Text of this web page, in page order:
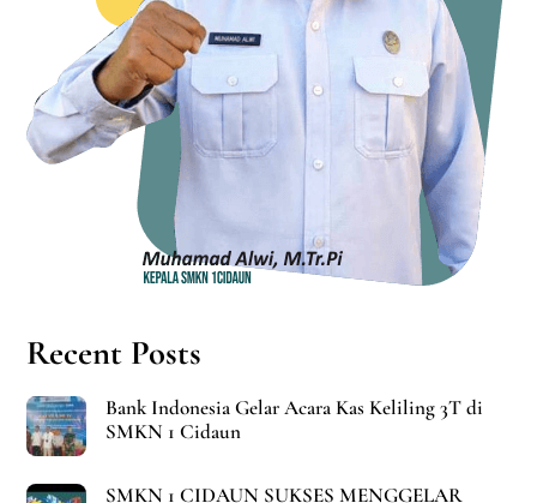
Recent Posts
Bank Indonesia Gelar Acara Kas Keliling 3T di
SMKN 1 Cidaun
SMKN 1 CIDAUN SUKSES MENGGELAR